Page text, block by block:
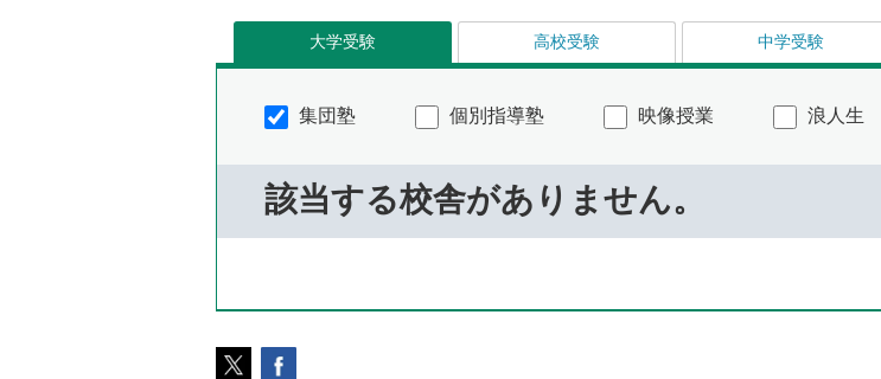
大学受験 高校受験 中学受験
集団塾 個別指導塾 映像授業 浪人生
該当する校舎がありません。